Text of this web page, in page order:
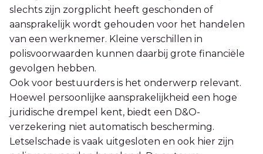
slechts zijn zorgplicht heeft geschonden of
aansprakelijk wordt gehouden voor het handelen
van een werknemer. Kleine verschillen in
polisvoorwaarden kunnen daarbij grote financiële
gevolgen hebben.
Ook voor bestuurders is het onderwerp relevant.
Hoewel persoonlijke aansprakelijkheid een hoge
juridische drempel kent, biedt een D&O-
verzekering niet automatisch bescherming.
Letselschade is vaak uitgesloten en ook hier zijn